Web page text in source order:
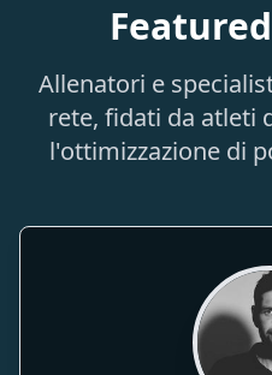
Allenatori e
rete, fidati da atleti
l'ottimizzazione di